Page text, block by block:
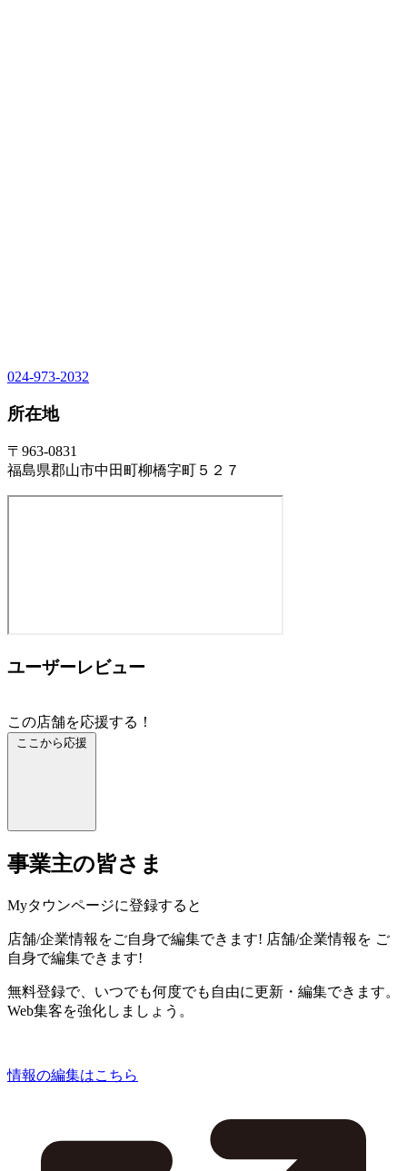
024-973-2032
所在地
〒963-0831
福島県郡山市中田町柳橋字町５２７
ユーザーレビュー
この店舗を応援する！
ここから応援
事業主の皆さま
Myタウンページに登録すると
店舗/企業情報をご自身で編集できます! 店舗/企業情報を ご
自身で編集できます!
無料登録で、いつでも何度でも自由に更新・編集できます。
Web集客を強化しましょう。
情報の編集はこちら